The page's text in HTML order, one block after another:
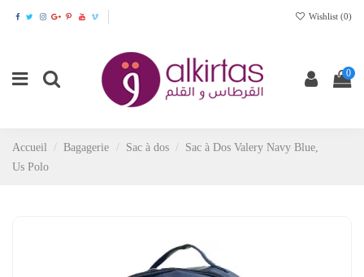
Wishlist (0)
0
Accueil Bagagerie Sac à dos
Sac à Dos Valery Navy Blue,
Us Polo